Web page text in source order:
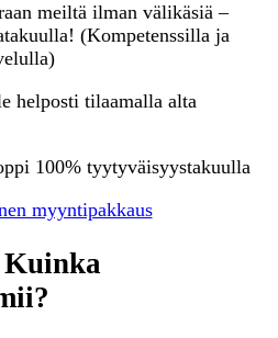
meiltä ilman välikäsiä –
(Kompetenssilla ja
helposti tilaamalla alta
100% tyytyväisyystakuulla
myyntipakkaus